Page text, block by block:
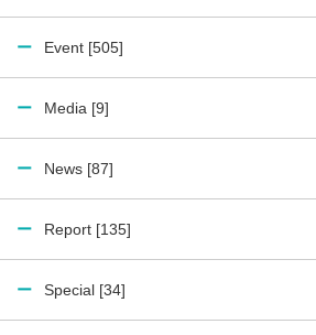
Event [505]
Media [9]
News [87]
Report [135]
Special [34]